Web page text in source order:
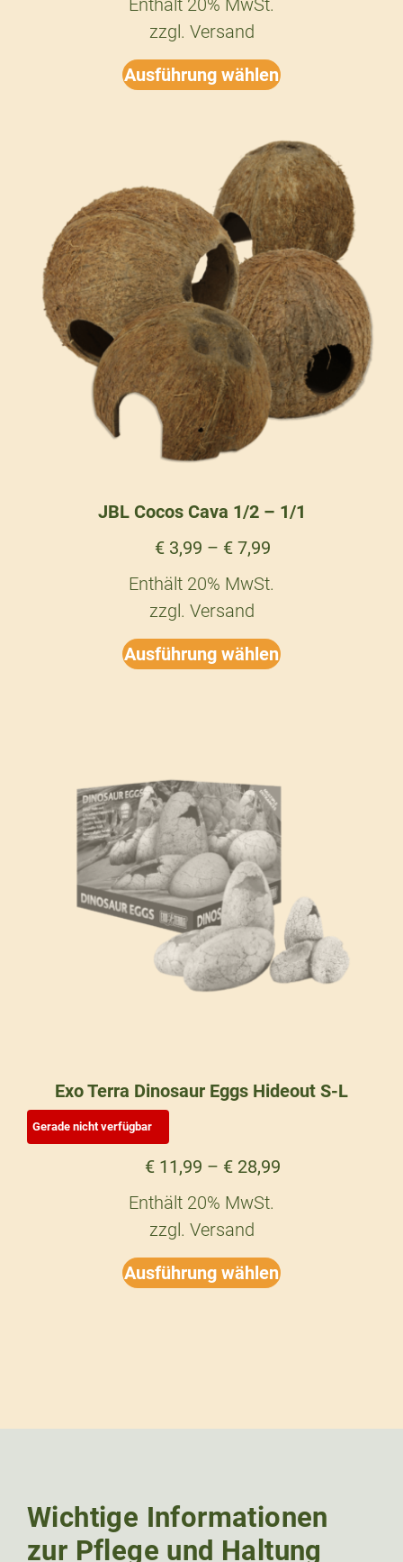
zzgl. Versand
Ausführung wählen
JBL Cocos Cava 1/2 – 1/1
€ 3,99 – € 7,99
Enthält 20% MwSt.
zzgl. Versand
Ausführung wählen
Exo Terra Dinosaur Eggs Hideout S-L
€ 11,99 – € 28,99
Enthält 20% MwSt.
zzgl. Versand
Ausführung wählen
Wichtige Informationen
zur Pflege und Haltung